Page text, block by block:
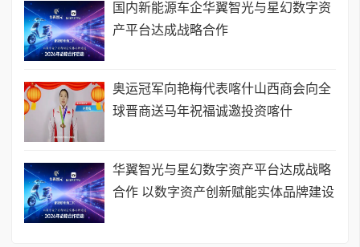
国内新能源车企华翼智光与星幻数字资
产平台达成战略合作
奥运冠军向艳梅代表喀什山西商会向全
球晋商送马年祝福诚邀投资喀什
华翼智光与星幻数字资产平台达成战略
合作 以数字资产创新赋能实体品牌建设